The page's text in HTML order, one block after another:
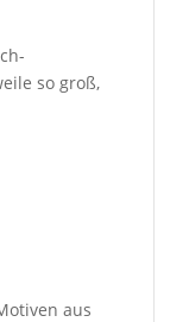
so groß,
aus